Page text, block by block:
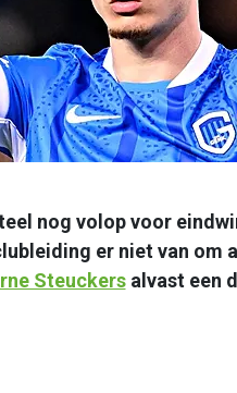
nog volop voor
er niet van om
Steuckersalvast een